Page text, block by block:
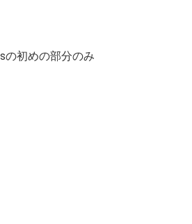
の初めの部分のみ